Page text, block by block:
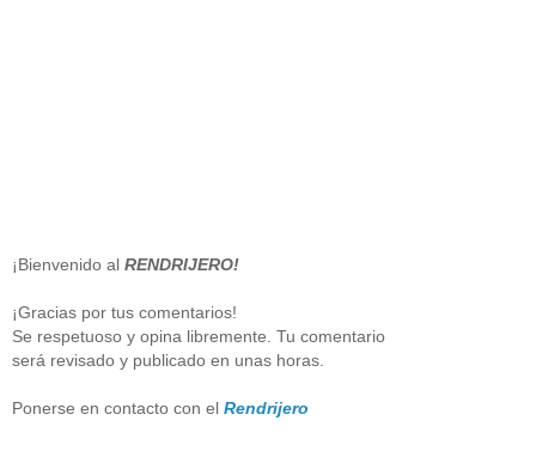
¡Bienvenido al RENDRIJERO!
¡Gracias por tus comentarios!
Se respetuoso y opina libremente. Tu comentario
será revisado y publicado en unas horas.
Ponerse en contacto con el Rendrijero